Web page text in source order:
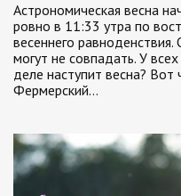
Астрономическая весна
ровно в 11:33 утра по
весеннего
могут не совпадать. У
деле наступит весна? Вот
Фермерский…